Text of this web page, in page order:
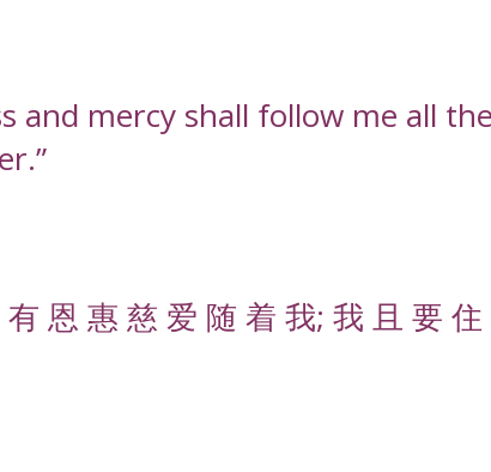
and mercy shall follow me all
恩 惠 慈 爱 随 着 我; 我 且 要 住